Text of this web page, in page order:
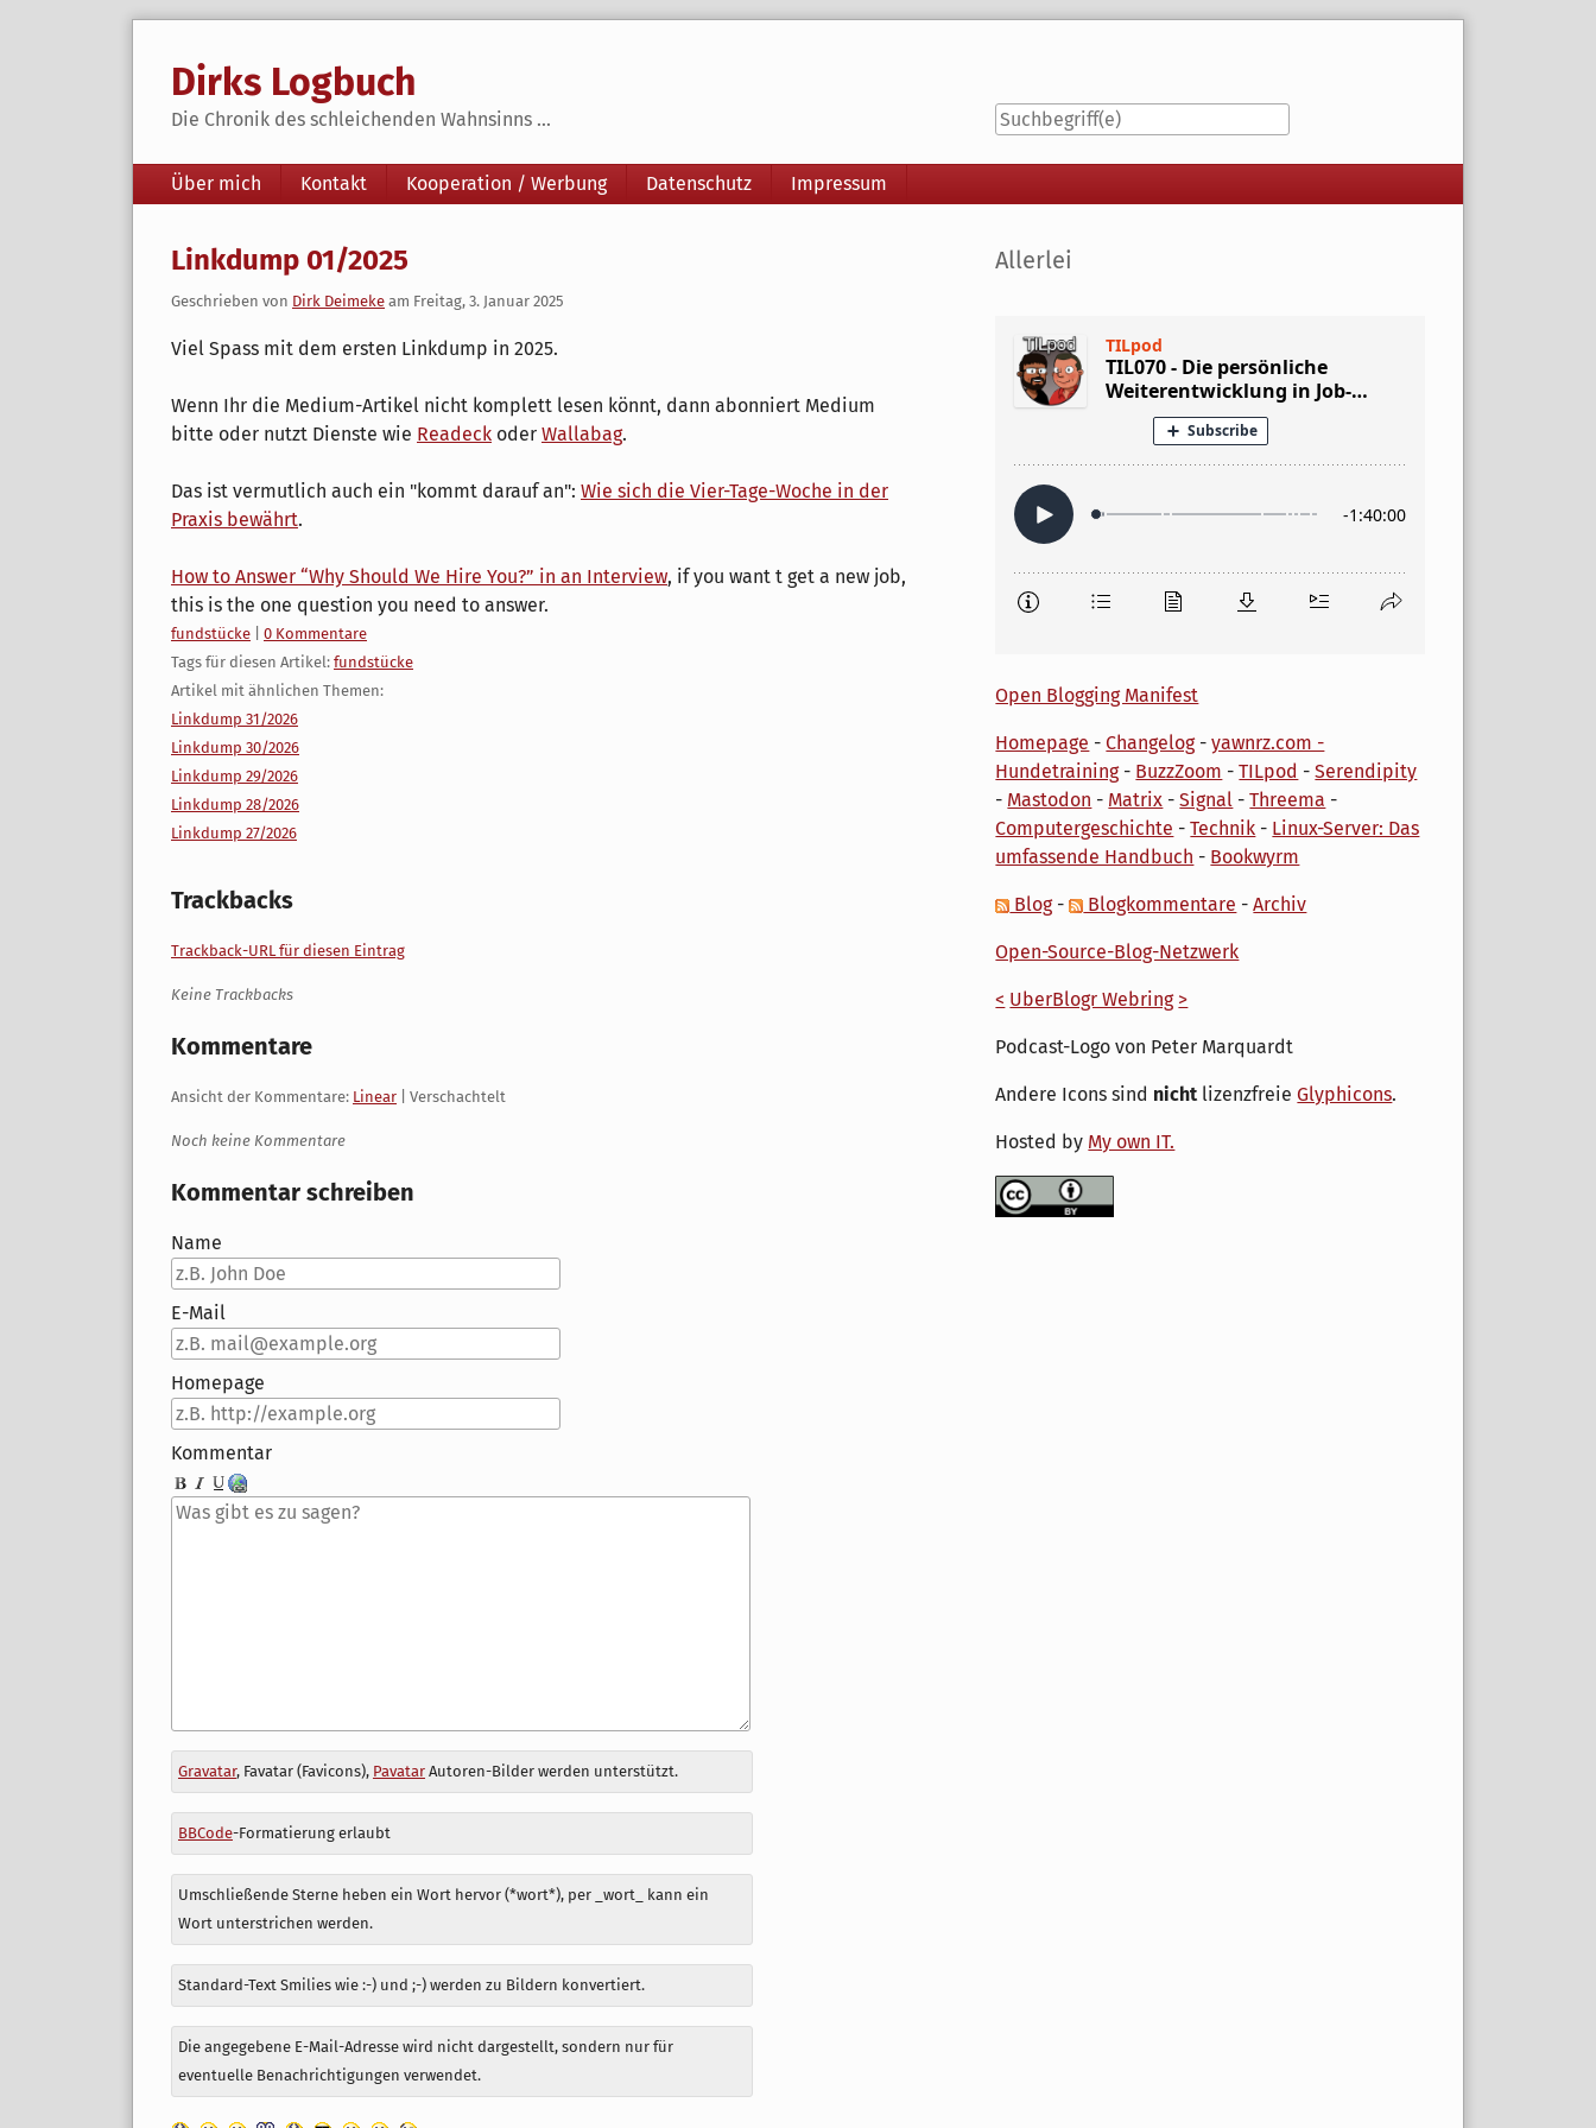
Dirks Logbuch
Die Chronik des schleichenden Wahnsinns ...
Navigation
Über mich Kontakt Kooperation / Werbung Datenschutz Impressum
Linkdump 01/2025
Geschrieben von Dirk Deimeke am Freitag, 3. Januar 2025
Viel Spass mit dem ersten Linkdump in 2025.
Wenn Ihr die Medium-Artikel nicht komplett lesen könnt, dann abonniert Medium
bitte oder nutzt Dienste wie Readeck oder Wallabag.
Das ist vermutlich auch ein "kommt darauf an": Wie sich die Vier-Tage-Woche in der
Praxis bewährt.
How to Answer “Why Should We Hire You?” in an Interview, if you want t get a new job,
this is the one question you need to answer.
Kategorien:
fundstücke
0 Kommentare
Tags für diesen Artikel: fundstücke
Artikel mit ähnlichen Themen:
Linkdump 31/2026
Linkdump 30/2026
Linkdump 29/2026
Linkdump 28/2026
Linkdump 27/2026
Trackbacks
Trackback-URL für diesen Eintrag
Keine Trackbacks
Kommentare
Ansicht der Kommentare: Linear | Verschachtelt
Noch keine Kommentare
Kommentar schreiben
Name
E-Mail
Homepage
Kommentar
Antwort
zu
Gravatar, Favatar (Favicons), PavatarAutoren-Bilder werden unterstützt.
BBCode-Formatierung erlaubt
Umschließende Sterne heben ein Wort hervor (*wort*), per _wort_ kann ein
Wort unterstrichen werden.
Standard-Text Smilies wie :-) und ;-) werden zu Bildern konvertiert.
Die angegebene E-Mail-Adresse wird nicht dargestellt, sondern nur für
eventuelle Benachrichtigungen verwendet.
Seitenleiste
Allerlei
Open Blogging Manifest
Homepage -Changelog-yawnrz.com -
Hundetraining- BuzzZoom -TILpod -Serendipity
- Mastodon - Matrix -Signal -Threema -
Computergeschichte -Technik - Linux-Server: Das
umfassende Handbuch - Bookwyrm
Blog- Blogkommentare -Archiv
Open-Source-Blog-Netzwerk
< UberBlogr Webring >
Podcast-Logo von Peter Marquardt
Andere Icons sind nicht lizenzfreieGlyphicons.
Hosted by My own IT.